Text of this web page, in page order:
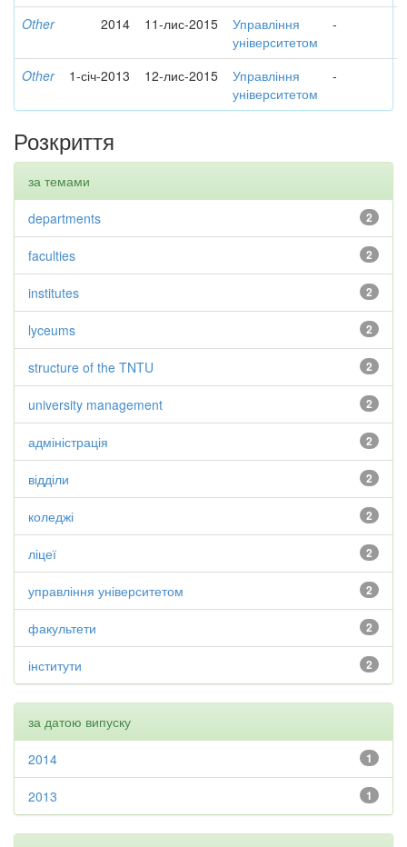
Other 2014 11-лис-2015
Управління
університетом
-
Other 1-січ-2013 12-лис-2015
Управління
університетом
-
Розкриття
за темами
2
departments
2
faculties
2
institutes
2
lyceums
2
structure of the TNTU
2
university management
2
адміністрація
2
відділи
2
коледжі
2
ліцеї
2
управління університетом
2
факультети
2
інститути
за датою випуску
1
2014
1
2013